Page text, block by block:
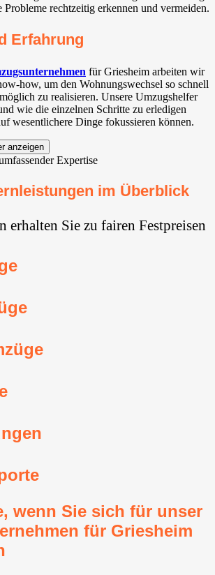
Probleme rechtzeitig erkennen und vermeiden.
Erfahrung
für Griesheim arbeiten wir
how, um den Wohnungswechsel so schnell
zu realisieren. Unsere Umzugshelfer
wie die einzelnen Schritte zu erledigen
wesentlichere Dinge fokussieren können.
anzeigen
im Überblick
erhalten Sie zu fairen Festpreisen
wenn Sie sich für unser
für Griesheim